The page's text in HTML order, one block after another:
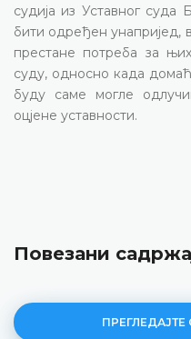
судија из Уставног
бити одређен унапријед,
престане потреба за
суду, односно када
буду саме могле
оцјене уставности.
Повезани
ПРЕГЛЕДАЈТЕ